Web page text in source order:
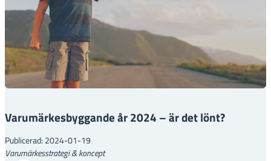
Varumärkesbyggande år 2024 – är det lönt?
Publicerad: 2024-01-19
Varumärkesstrategi & koncept